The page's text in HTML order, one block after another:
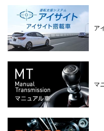
ア
マ